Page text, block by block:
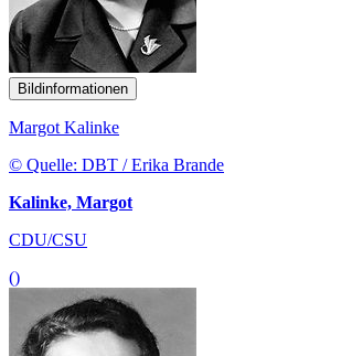
Bildinformationen
Margot Kalinke
© Quelle: DBT / Erika Brande
Kalinke, Margot
CDU/CSU
()